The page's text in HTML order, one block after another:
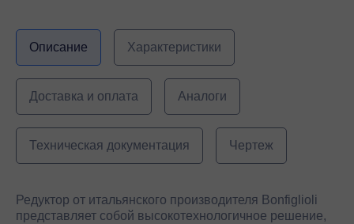
Описание Характеристики
Доставка и оплата Аналоги
Техническая документация Чертеж
Редуктор от итальянского производителя Bonfiglioli
представляет собой высокотехнологичное решение,